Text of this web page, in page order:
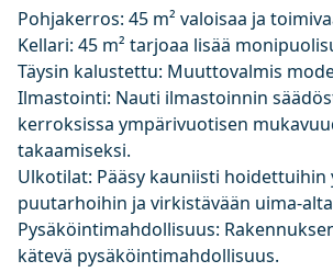
Pohjakerros: 45 m² valoisaa ja
Kellari: 45 m² tarjoaa lisää
Täysin kalustettu: Muuttovalmis
Ilmastointi: Nauti ilmastoinnin
kerroksissa ympärivuotisen
takaamiseksi.
Ulkotilat: Pääsy kauniisti hoidettuihin
puutarhoihin ja virkistävään uima-
Pysäköintimahdollisuus:
kätevä pysäköintimahdollisuus.